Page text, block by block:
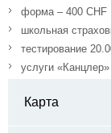
форма – 400 CHF
школьная
тестирование
услуги
Карта